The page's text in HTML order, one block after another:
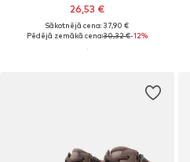
26,53 €
Sākotnējā cena: 37,90 €
Pēdējā zemākā cena:30,32 €-12%